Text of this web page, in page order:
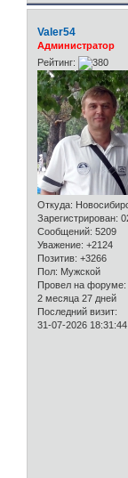
Valer54
Администратор
Рейтинг:
Откуда:
Зарегистрирован:
Сообщений: 5209
Уважение: +2124
Позитив: +3266
Пол: Мужской
Провел на форуме:
2 месяца 27 дней
Последний визит:
31-07-2026 18:31:44